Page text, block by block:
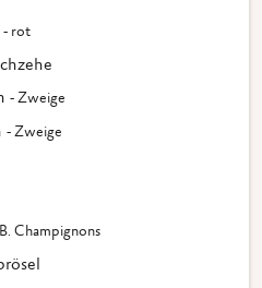
- rot
- Zweige
- Zweige
Champignons